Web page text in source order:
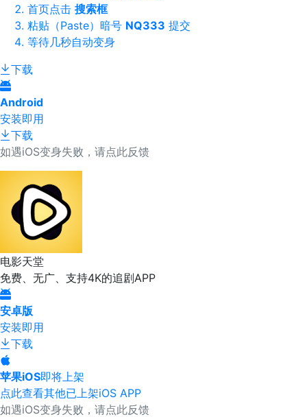
首页点击 搜索框
粘贴（Paste）暗号 NQ333 提交
等待几秒自动变身
下载
Android
安装即用
下载
如遇iOS变身失败，请点此反馈
电影天堂
免费、无广、支持4K的追剧APP
安卓版
安装即用
下载
苹果iOS即将上架
点此查看其他已上架iOS APP
如遇iOS变身失败，请点此反馈